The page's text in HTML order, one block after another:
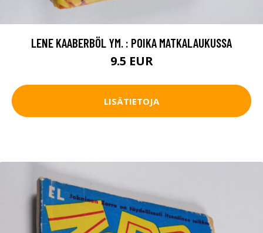
LENE KAABERBÖL YM. : POIKA MATKALAUKUSSA
9.5 EUR
LISÄTIETOJA